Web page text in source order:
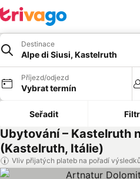
Destinace
Alpe di Siusi, Kastelruth
Příjezd/odjezd
Vybrat termín
Seřadit Filtr
Ubytování – Kastelruth
(Kastelruth, Itálie)
Vliv přijatých plateb na pořadí výsledků